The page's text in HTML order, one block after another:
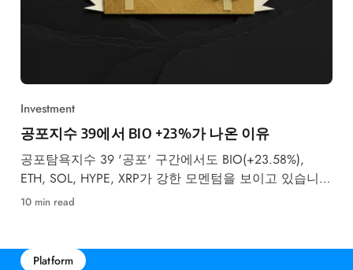
Investment
공포지수 39에서 BIO +23%가 나온 이유
공포탐욕지수 39 '공포' 구간에서도 BIO(+23.58%),
ETH, SOL, HYPE, XRP가 강한 모멘텀을 보이고 있습니
다. 5월 주목 알트코인 5종을 데이터 기반으로 분석합니
10 min read
Platform